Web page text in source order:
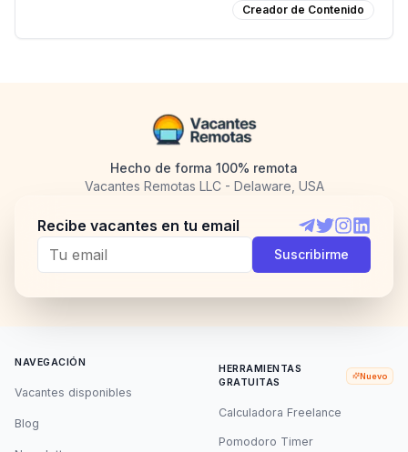
Creador de Contenido
Hecho de forma 100% remota
Vacantes Remotas LLC - Delaware, USA
Recibe vacantes en tu email
Telegram
TwitterInstagram
Suscribirme
NAVEGACIÓN
Vacantes disponibles
Blog
HERRAMIENTAS
GRATUITAS
Nuevo
Calculadora Freelance
Pomodoro Timer